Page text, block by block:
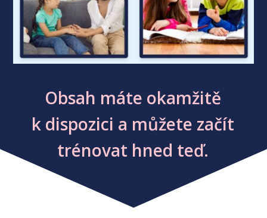
Obsah máte okamžitě
k dispozici a můžete začít
trénovat hned teď.